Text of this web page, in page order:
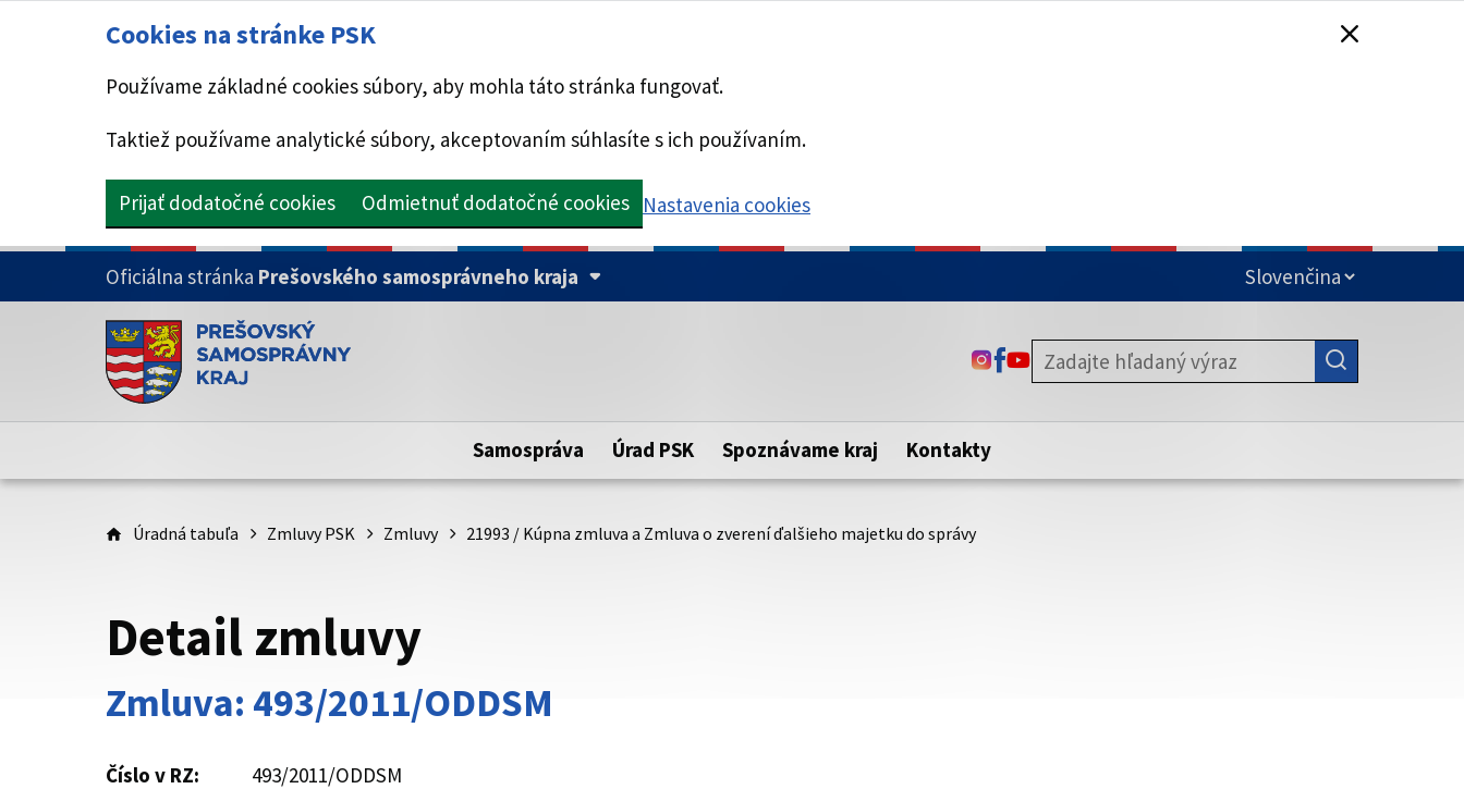
Cookies na stránke PSK
Používame základné cookies súbory, aby mohla táto stránka fungovať.
Taktiež používame analytické súbory, akceptovaním súhlasíte s ich používaním.
Prijať dodatočné cookies Odmietnuť dodatočné cookies Nastavenia cookies
PRESKOČIŤ NA HLAVNÝ OBSAH
Oficiálna stránka Prešovského samosprávneho kraja
Doména psk.sk je oficiálna
Toto je oficiálna webová stránka Prešovského samosprávneho kraja.
Táto stránka je zabezpečená
zabezpečenú webovú stránku. Zabezpečená stránka vždy začína
https:// pred názvom domény webového sídla.
ODKAZ SA OTVORÍ NA NOVEJ KARTE
ODKAZ SA OTVORÍ NA NOVEJ KARTE
ODKAZ SA OTVORÍ NA NOVEJ KARTE
Samospráva Úrad PSK Spoznávame kraj Kontakty
Úradná tabuľa Zmluvy PSK Zmluvy 21993 / Kúpna zmluva a Zmluva o zverení ďalšieho majetku do správy
Detail zmluvy
Zmluva: 493/2011/ODDSM
Číslo v RZ:
493/2011/ODDSM